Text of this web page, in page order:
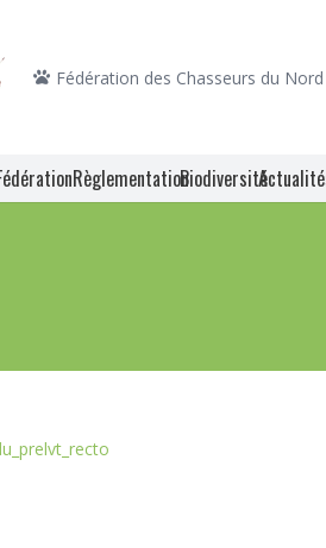
Fédération des Chasseurs du Nord
RèglementationBiodiversité